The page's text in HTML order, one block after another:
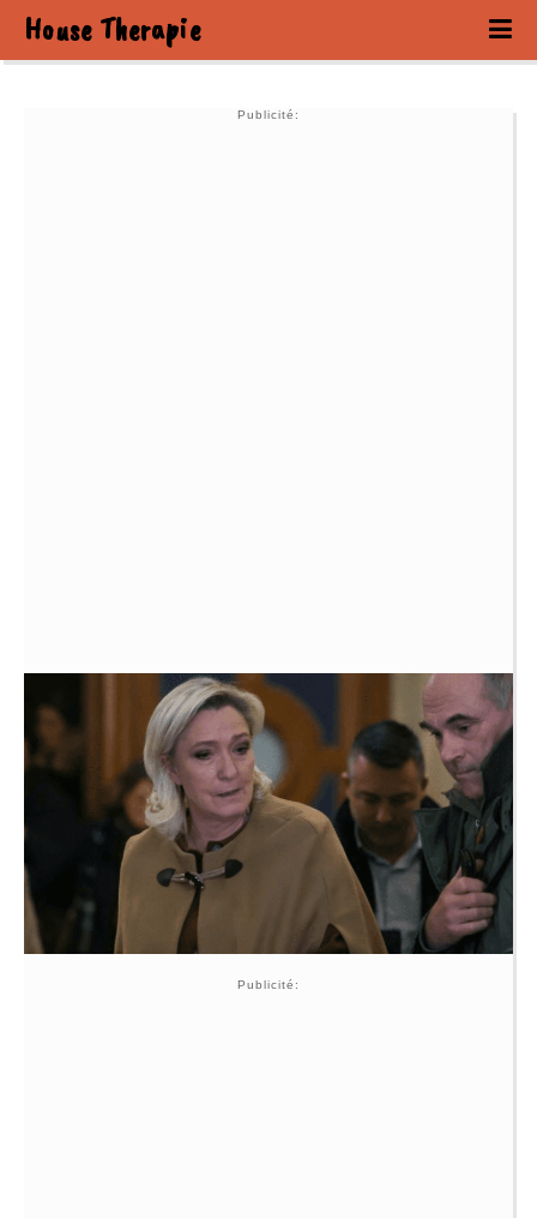
House Therapie
Publicité:
Publicité: